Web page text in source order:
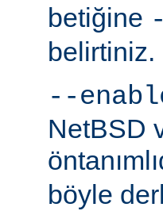
betiğine
belirtiniz.
--
NetBSD
böyle